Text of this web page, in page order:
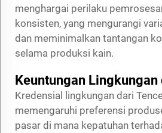
menghargai perilaku
konsisten, yang mengurangi
dan meminimalkan tantangan
selama produksi kain.
Keuntungan Lingkungan
Kredensial lingkungan dari
memengaruhi preferensi
pasar di mana kepatuhan